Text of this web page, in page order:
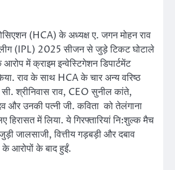
(HCA) के अध्यक्ष ए. जगन मोहन राव
लीग (IPL) 2025 सीजन से जुड़े टिकट घोटाले
में क्राइम इन्वेस्टिगेशन डिपार्टमेंट
राव के साथ HCA के चार अन्य वरिष्ठ
सी. श्रीनिवास राव, CEO सुनील कांते,
और उनकी पत्नी जी. कविता को तेलंगाना
में लिया. ये गिरफ्तारियां नि:शुल्क मैच
जालसाजी, वित्तीय गड़बड़ी और दबाव
के आरोपों के बाद हुईं.